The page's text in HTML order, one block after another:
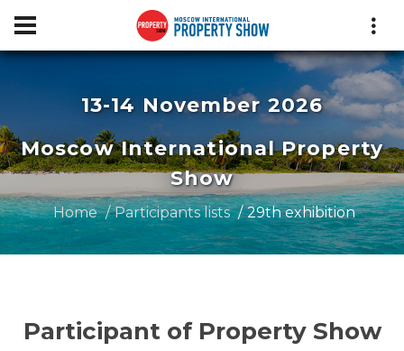
13-14 November 2026
Moscow International Property
Show
Home Participants lists 29th exhibition
Participant of Property Show